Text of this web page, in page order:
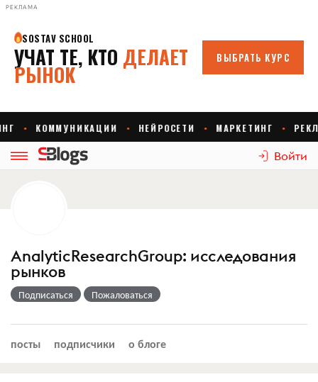
РЕКЛАМА
Войти
AnalyticResearchGroup: исследования
рынков
Подписаться Пожаловаться
посты подписчики о блоге